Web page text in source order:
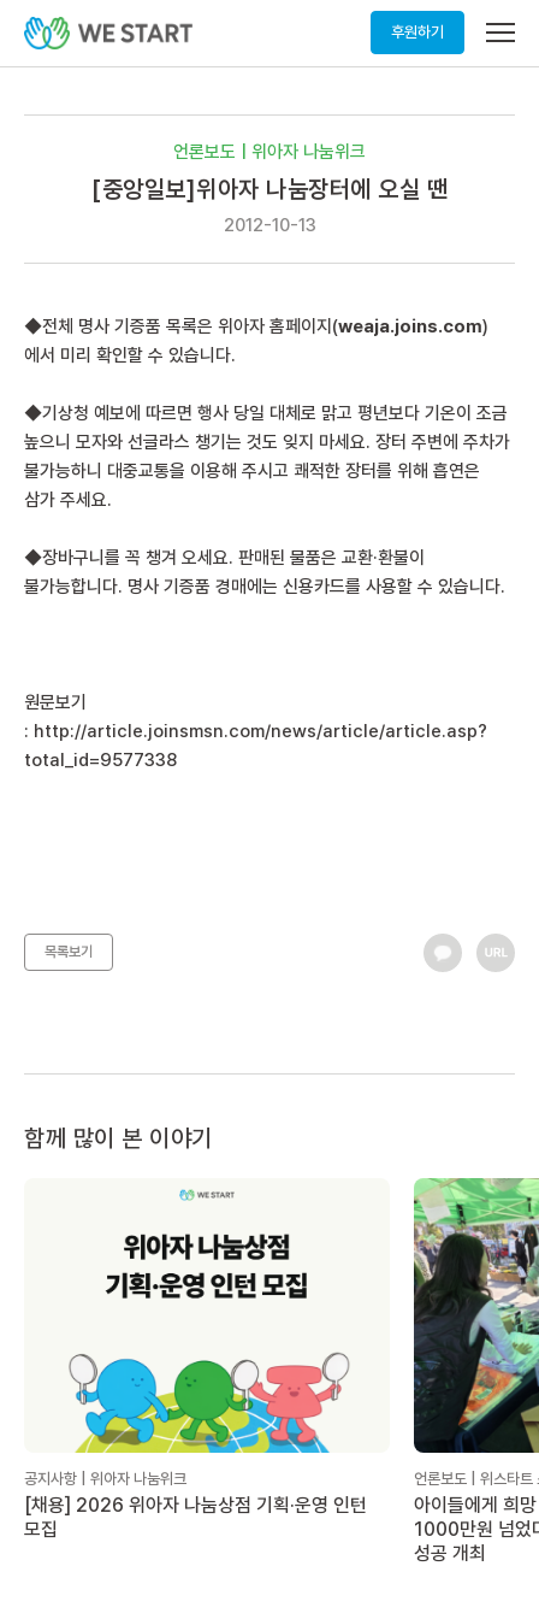
후원하기
메
열
언론보도 | 위아자 나눔위크
[중앙일보]위아자 나눔장터에 오실 땐
2012-10-13
◆전체 명사 기증품 목록은 위아자 홈페이지(weaja.joins.com)
에서 미리 확인할 수 있습니다.
◆기상청 예보에 따르면 행사 당일 대체로 맑고 평년보다 기온이 조금
높으니 모자와 선글라스 챙기는 것도 잊지 마세요. 장터 주변에 주차가
불가능하니 대중교통을 이용해 주시고 쾌적한 장터를 위해 흡연은
삼가 주세요.
◆장바구니를 꼭 챙겨 오세요. 판매된 물품은 교환·환불이
불가능합니다. 명사 기증품 경매에는 신용카드를 사용할 수 있습니다.
원문보기
: http://article.joinsmsn.com/news/article/article.asp?
total_id=9577338
목록보기
함께 많이 본 이야기
공지사항 | 위아자 나눔위크
[채용] 2026 위아자 나눔상점 기획·운영 인턴
모집
언론보도 | 위스타트
아이들에게 희
1000만원 넘었
성공 개최